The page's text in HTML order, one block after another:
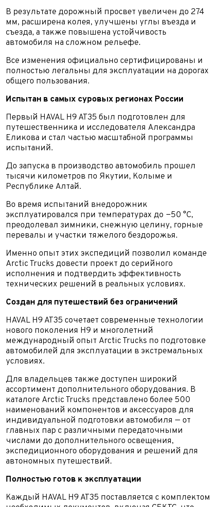
В результате дорожный просвет увеличен до 274
мм, расширена колея, улучшены углы въезда и
съезда, а также повышена устойчивость
автомобиля на сложном рельефе.
Все изменения официально сертифицированы и
полностью легальны для эксплуатации на дорогах
общего пользования.
Испытан в самых суровых регионах России
Первый HAVAL H9 AT35 был подготовлен для
путешественника и исследователя Александра
Еликова и стал частью масштабной программы
испытаний.
До запуска в производство автомобиль прошел
тысячи километров по Якутии, Колыме и
Республике Алтай.
Во время испытаний внедорожник
эксплуатировался при температурах до −50 °C,
преодолевал зимники, снежную целину, горные
перевалы и участки тяжелого бездорожья.
Именно опыт этих экспедиций позволил команде
Arctic Trucks довести проект до серийного
исполнения и подтвердить эффективность
технических решений в реальных условиях.
Создан для путешествий без ограничений
HAVAL H9 AT35 сочетает современные технологии
нового поколения H9 и многолетний
международный опыт Arctic Trucks по подготовке
автомобилей для эксплуатации в экстремальных
условиях.
Для владельцев также доступен широкий
ассортимент дополнительного оборудования. В
каталоге Arctic Trucks представлено более 500
наименований компонентов и аксессуаров для
индивидуальной подготовки автомобиля — от
главных пар с различными передаточными
числами до дополнительного освещения,
экспедиционного оборудования и решений для
автономных путешествий.
Полностью готов к эксплуатации
Каждый HAVAL H9 AT35 поставляется с комплектом
Обратная связь
Телефон*
Выкуп авто
ФИО*
Телефон*
Заявка на оценку
ФИО*